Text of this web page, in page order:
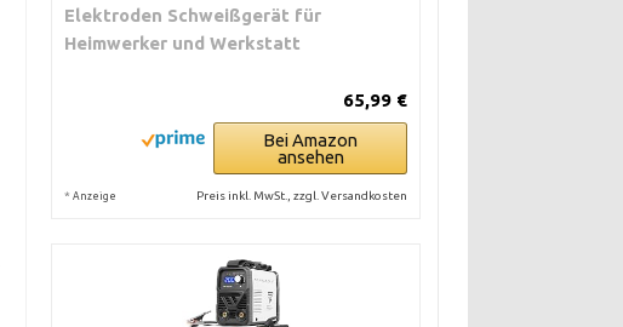
Elektroden Schweißgerät für
Heimwerker und Werkstatt
65,99 €
Bei Amazon
ansehen
* Anzeige Preis inkl. MwSt., zzgl. Versandkosten